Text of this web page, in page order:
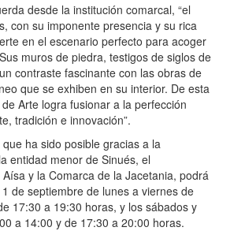
desde la institución comarcal, “el
con su imponente presencia y su rica
en el escenario perfecto para acoger
muros de piedra, testigos de siglos de
contraste fascinante con las obras de
que se exhiben en su interior. De esta
Arte logra fusionar a la perfección
tradición e innovación”.
ha sido posible gracias a la
entidad menor de Sinués, el
y la Comarca de la Jacetania, podrá
de septiembre de lunes a viernes de
17:30 a 19:30 horas, y los sábados y
a 14:00 y de 17:30 a 20:00 horas.